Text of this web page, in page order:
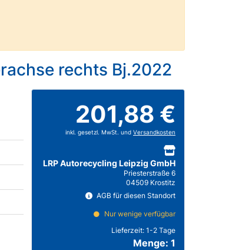
rechts Bj.2022
201,88 €
inkl. gesetzl. MwSt. und Versandkosten
LRP Autorecycling Leipzig GmbH
Priesterstraße 6
04509 Krostitz
AGB für diesen Standort
Nur wenige verfügbar
Lieferzeit: 1-2 Tage
Menge: 1